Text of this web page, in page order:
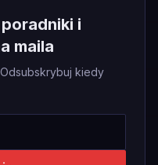
i
maila
kiedy